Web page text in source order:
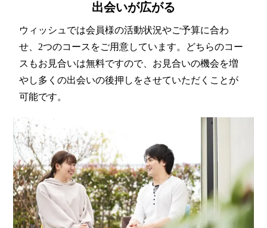
出会いが広がる
ウィッシュでは会員様の活動状況やご予算に合わ
せ、2つのコースをご用意しています。どちらのコー
スもお見合いは無料ですので、お見合いの機会を増
やし多くの出会いの後押しをさせていただくことが
可能です。